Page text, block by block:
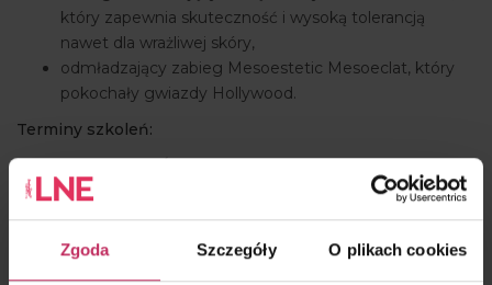
Zgoda Szczegóły O plikach cookies
który zapewnia skuteczność i wysoką tolerancją
nawet dla wrażliwej skóry,
odmładzający zabieg Mesoestetic Mesoeclat, który
pokochały gwiazdy Hollywood.
Terminy szkoleń:
Białystok i Piekary Śląskie (01.03),
Warszawa (02.03),